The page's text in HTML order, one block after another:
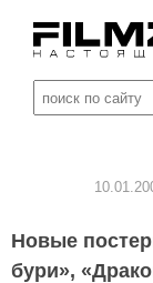
Новые
бури»,